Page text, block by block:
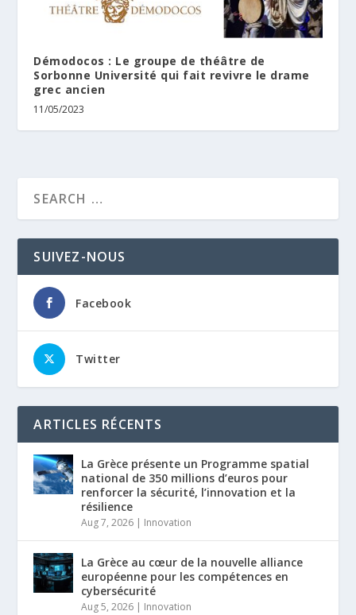
Démodocos : Le groupe de théâtre de
Sorbonne Université qui fait revivre le drame
grec ancien
11/05/2023
SUIVEZ-NOUS
Facebook
Twitter
ARTICLES RÉCENTS
La Grèce présente un Programme spatial
national de 350 millions d’euros pour
renforcer la sécurité, l’innovation et la
résilience
Aug 7, 2026 | Innovation
La Grèce au cœur de la nouvelle alliance
européenne pour les compétences en
cybersécurité
Aug 5, 2026 | Innovation